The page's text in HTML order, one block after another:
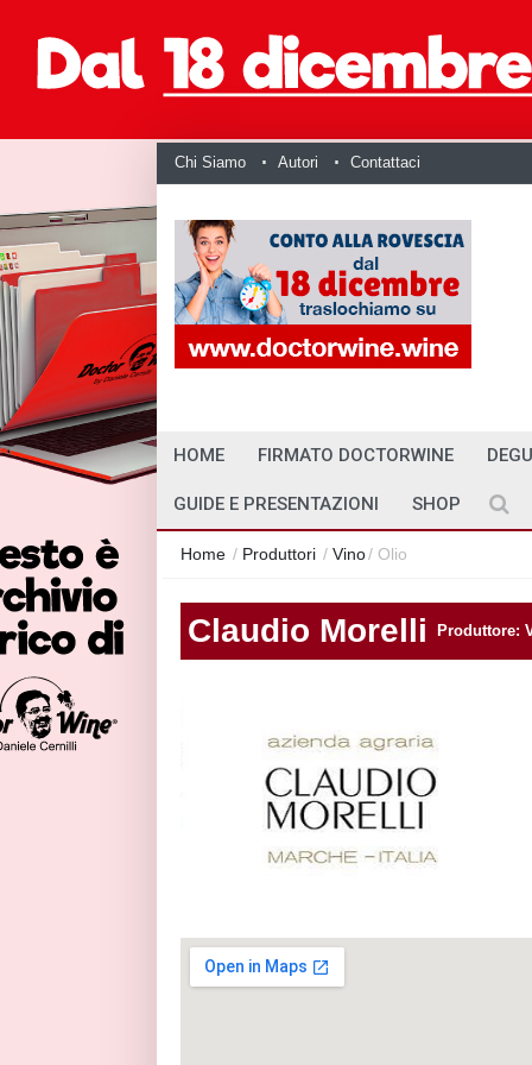
Chi Siamo Autori Contattaci
HOME FIRMATO DOCTORWINE
GUIDE E PRESENTAZIONI SHOP
Home / Produttori / Vino/ Olio
Claudio Morelli Produttore: